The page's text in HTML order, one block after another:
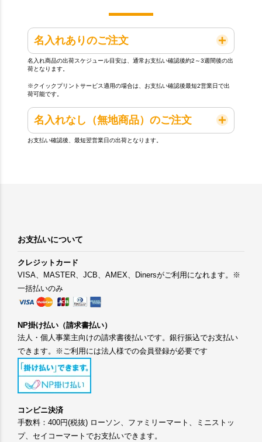
名入れありのご注文
名入れ商品の出荷スケジュール目安は、通常お支払い確認後約2～3週間後の出
荷となります。
※クイックプリントサービス適用の場合は、お支払い確認後最短2営業日で出
荷可能です。
名入れなし（無地商品）のご注文
お支払い確認後、最短翌営業日の出荷となります。
お支払いについて
クレジットカード
VISA、MASTER、JCB、AMEX、Dinersがご利用になれます。※
一括払いのみ
NP掛け払い（請求書払い）
法人・個人事業主向けの請求書後払いです。銀行振込でお支払い
できます。※ご利用には法人様での会員登録が必要です
コンビニ決済
手数料：400円(税抜) ローソン、ファミリーマート、ミニストッ
プ、セイコーマートでお支払いできます。